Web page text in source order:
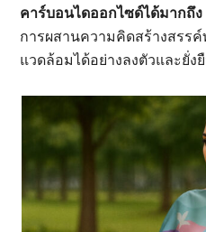
คาร์บอนไดออกไซด์ได้มากถึง
การผสานความคิดสร้างสรร
แวดล้อมได้อย่างลงตัวและยั่ง